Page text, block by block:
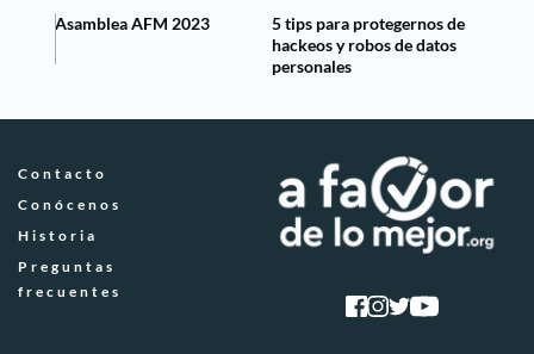
Asamblea AFM 2023
5 tips para protegernos de
hackeos y robos de datos
personales
Contacto
Conócenos
Historia
Preguntas
frecuentes